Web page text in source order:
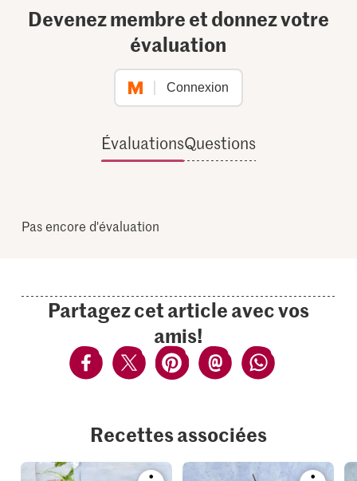
Devenez membre et donnez votre
évaluation
Connexion
ÉvaluationsQuestions
Pas encore d'évaluation
Partagez cet article avec vos
amis!
Recettes associées